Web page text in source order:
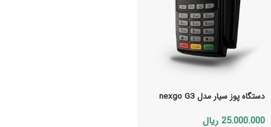
دستگاه پوز سیار مدل nexgo G3
25.000.000 ریال